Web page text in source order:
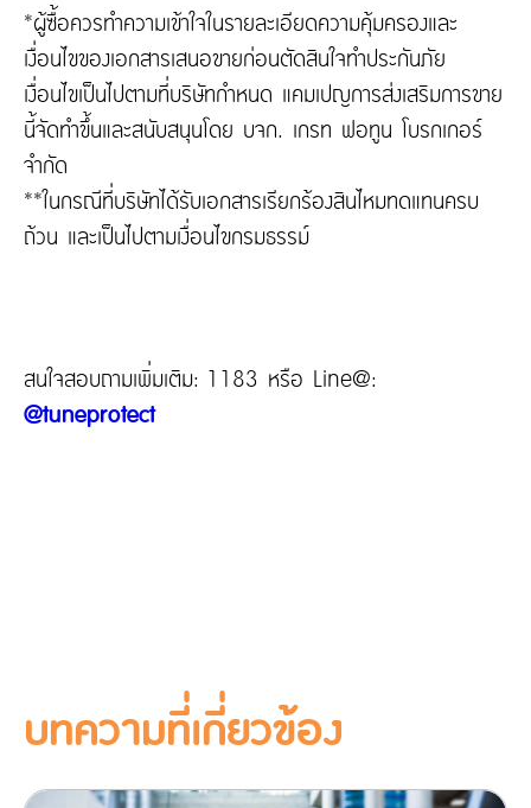
*ผู้ซื้อควรทำความเข้าใจในรายละเอียดความคุ้มครองและ
เงื่อนไขของเอกสารเสนอขายก่อนตัดสินใจทำประกันภัย
เงื่อนไขเป็นไปตามที่บริษัทกำหนด แคมเปญการส่งเสริมการขาย
นี้จัดทำขึ้นและสนับสนุนโดย บจก. เกรท ฟอทูน โบรกเกอร์
จำกัด
**ในกรณีที่บริษัทได้รับเอกสารเรียกร้องสินไหมทดแทนครบ
ถ้วน และเป็นไปตามเงื่อนไขกรมธรรม์
สนใจสอบถามเพิ่มเติม: 1183 หรือ Line@:
@tuneprotect
บทความที่เกี่ยวข้อง